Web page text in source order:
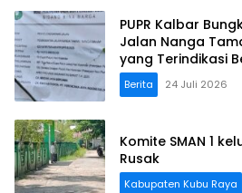
PUPR Kalbar
Jalan Nanga
yang Terindikasi
Berita 24 Juli 2026
Komite SMAN 1
Rusak
Kabupaten Kubu Raya